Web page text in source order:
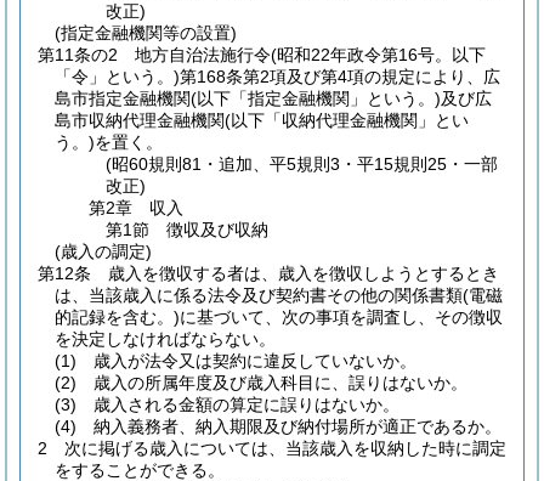
改正)
(指定金融機関等の設置)
第11条の2
地方自治法施行令(昭和22年政令第16号。以下
「令」という。)第168条第2項及び第4項の規定により、広
島市指定金融機関(以下「指定金融機関」という。)及び広
島市収納代理金融機関(以下「収納代理金融機関」とい
う。)を置く。
(昭60規則81・追加、平5規則3・平15規則25・一部
改正)
第2章
収入
第1節
徴収及び収納
(歳入の調定)
第12条
歳入を徴収する者は、歳入を徴収しようとするとき
は、当該歳入に係る法令及び契約書その他の関係書類(電磁
的記録を含む。)に基づいて、次の事項を調査し、その徴収
を決定しなければならない。
(1)
歳入が法令又は契約に違反していないか。
(2)
歳入の所属年度及び歳入科目に、誤りはないか。
(3)
歳入される金額の算定に誤りはないか。
(4)
納入義務者、納入期限及び納付場所が適正であるか。
2
次に掲げる歳入については、当該歳入を収納した時に調定
をすることができる。